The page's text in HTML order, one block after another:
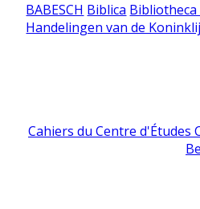
BABESCH Biblica
Handelingen van de
Cahiers du Centre d'Études